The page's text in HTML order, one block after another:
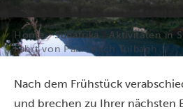
Home Südafrika
Aktivitäten in
Fahrt von Paarl nach Tulbagh
Nach dem Frühstück
und brechen zu Ihrer nächsten